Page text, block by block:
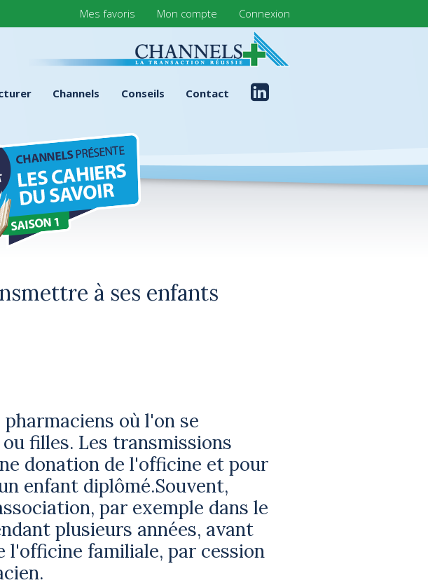
Mes favoris Mon compte Connexion
Channels Conseils Contact
à ses enfants
où l'on se
filles. Les transmissions
donation de l'officine et pour
enfant diplômé.Souvent,
par exemple dans le
plusieurs années, avant
l'officine familiale, par cession